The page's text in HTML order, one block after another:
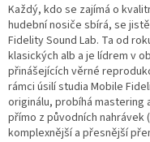
Každý, kdo se zajímá o
hudební nosiče sbírá, se
Fidelity Sound Lab. Ta od
klasických alb a je lídrem v
přinášejících věrné
rámci úsilí studia Mobile
originálu, probíhá
přímo z původních
komplexnější a přesnější